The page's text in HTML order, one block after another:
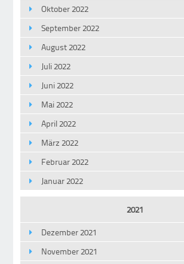
Oktober 2022
September 2022
August 2022
Juli 2022
Juni 2022
Mai 2022
April 2022
März 2022
Februar 2022
Januar 2022
2021
Dezember 2021
November 2021